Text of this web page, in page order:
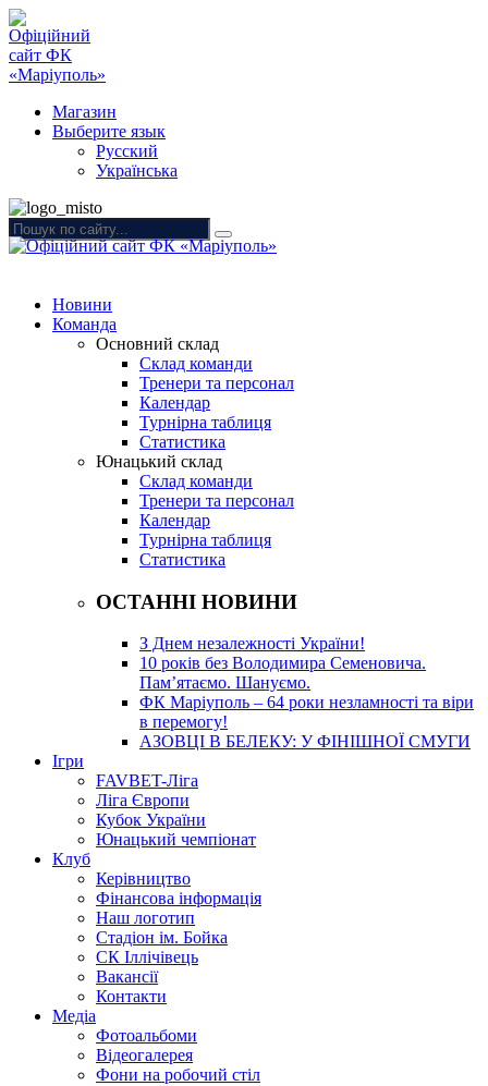
Магазин
Выберите язык
Русский
Українська
Новини
Команда
Основний склад
Склад команди
Тренери та персонал
Календар
Турнірна таблиця
Статистика
Юнацький склад
Склад команди
Тренери та персонал
Календар
Турнірна таблиця
Статистика
ОСТАННІ НОВИНИ
З Днем незалежності України!
10 років без Володимира Семеновича.
Пам’ятаємо. Шануємо.
ФК Маріуполь – 64 роки незламності та віри
в перемогу!
АЗОВЦІ В БЕЛЕКУ: У ФІНІШНОЇ СМУГИ
Ігри
FAVBET-Ліга
Ліга Європи
Кубок України
Юнацький чемпіонат
Клуб
Керівництво
Фінансова інформація
Наш логотип
Стадіон ім. Бойка
СК Іллічівець
Вакансії
Контакти
Медіа
Фотоальбоми
Відеогалерея
Фони на робочий стіл